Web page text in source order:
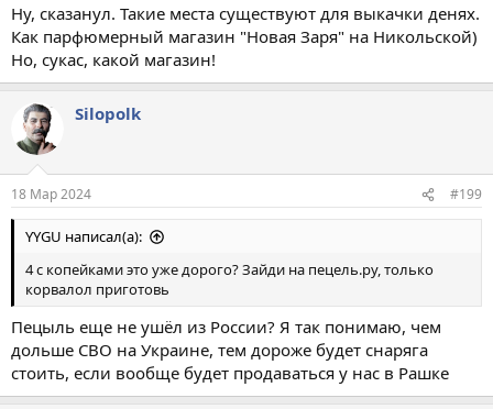
Ну, сказанул. Такие места существуют для выкачки денях.
Как парфюмерный магазин "Новая Заря" на Никольской)
Но, сукас, какой магазин!
Silopolk
18 Мар 2024 #199
YYGU написал(а):
4 с копейками это уже дорого? Зайди на пецель.ру, только
корвалол приготовь
Пецыль еще не ушёл из России? Я так понимаю, чем
дольше СВО на Украине, тем дороже будет снаряга
стоить, если вообще будет продаваться у нас в Рашке